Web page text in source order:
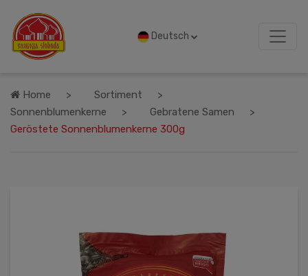
Deutsch
Home
Sortiment
Sonnenblumenkerne
Gebratene Samen
Geröstete Sonnenblumenkerne 300g